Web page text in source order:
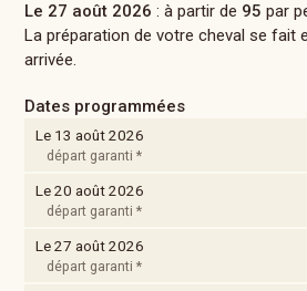
Le 27 août 2026 : à partir de 95 par
La préparation de votre cheval se fait
arrivée.
Dates programmées
Le 13 août 2026
départ garanti *
Le 20 août 2026
départ garanti *
Le 27 août 2026
départ garanti *